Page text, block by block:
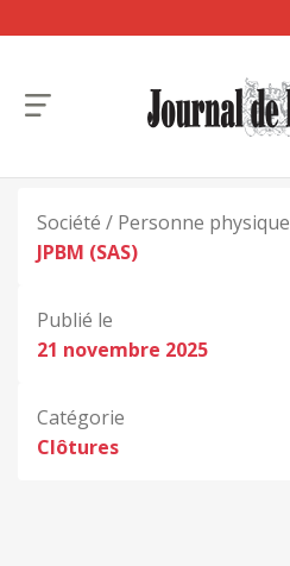
Société / Personne physique
JPBM (SAS)
Publié le
21 novembre 2025
Catégorie
Clôtures